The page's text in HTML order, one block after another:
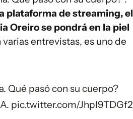
plataforma de streaming, el
Oreiro se pondrá en la piel
entrevistas, es uno de
Qué pasó con su cuerpo?
. pic.twitter.com/Jhpl9TDGf2